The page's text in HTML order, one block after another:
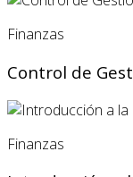
Finanzas
Control de
Finanzas